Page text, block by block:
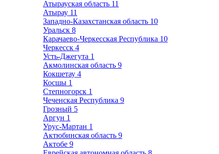
Атырауская область 11
Атырау 11
Западно-Казахстанская область 10
Уральск 8
Карачаево-Черкесская Республика 10
Черкесск 4
Усть-Джегута 1
Акмолинская область 9
Кокшетау 4
Косшы 1
Степногорск 1
Чеченская Республика 9
Грозный 5
Аргун 1
Урус-Мартан 1
Актюбинская область 9
Актобе 9